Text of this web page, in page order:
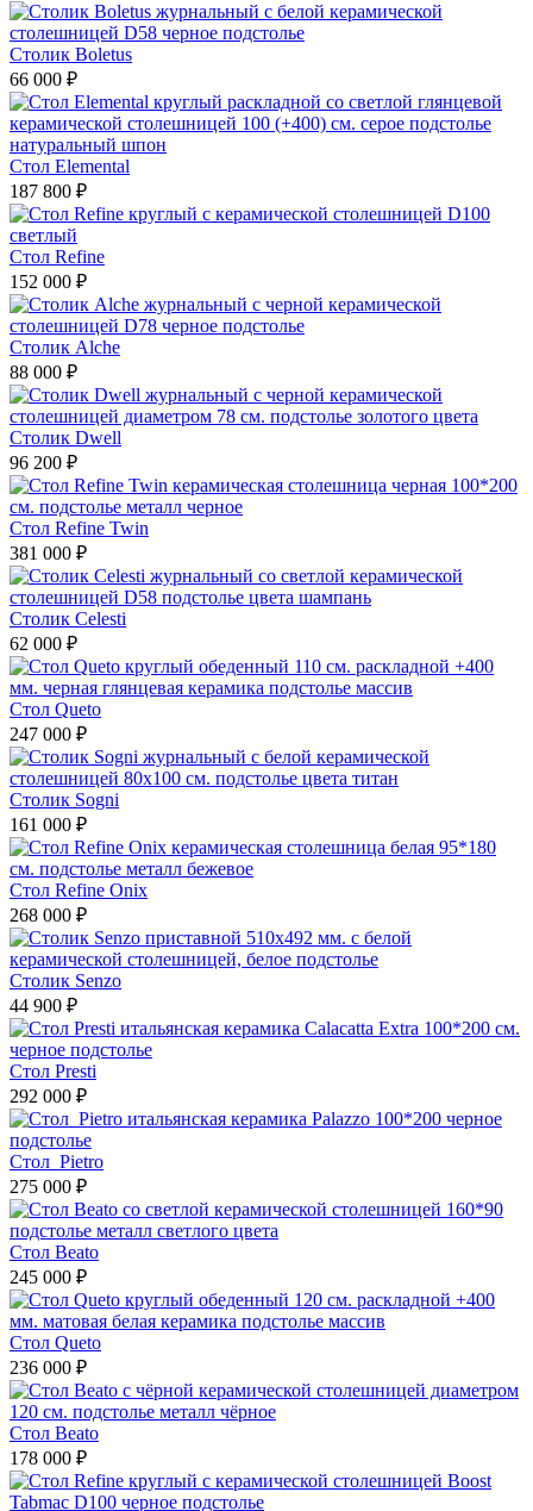
Столик Boletus
66 000 ₽
Стол Elemental
187 800 ₽
Стол Refine
152 000 ₽
Столик Alche
88 000 ₽
Столик Dwell
96 200 ₽
Стол Refine Twin
381 000 ₽
Столик Celesti
62 000 ₽
Стол Queto
247 000 ₽
Столик Sogni
161 000 ₽
Стол Refine Onix
268 000 ₽
Столик Senzo
44 900 ₽
Стол Presti
292 000 ₽
Стол Pietro
275 000 ₽
Стол Beato
245 000 ₽
Стол Queto
236 000 ₽
Стол Beato
178 000 ₽